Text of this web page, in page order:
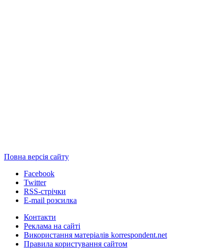
Повна версія сайту
Facebook
Twitter
RSS-стрічки
E-mail розсилка
Контакти
Реклама на сайті
Використання матеріалів korrespondent.net
Правила користування сайтом